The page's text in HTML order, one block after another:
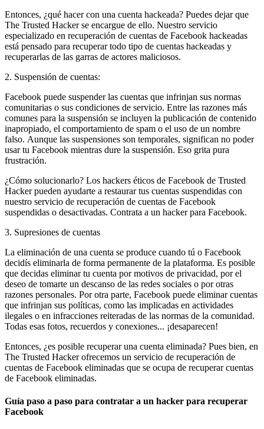
Entonces, ¿qué hacer con una cuenta hackeada? Puedes dejar que
The Trusted Hacker se encargue de ello. Nuestro servicio
especializado en recuperación de cuentas de Facebook hackeadas
está pensado para recuperar todo tipo de cuentas hackeadas y
recuperarlas de las garras de actores maliciosos.
2. Suspensión de cuentas:
Facebook puede suspender las cuentas que infrinjan sus normas
comunitarias o sus condiciones de servicio. Entre las razones más
comunes para la suspensión se incluyen la publicación de contenido
inapropiado, el comportamiento de spam o el uso de un nombre
falso. Aunque las suspensiones son temporales, significan no poder
usar tu Facebook mientras dure la suspensión. Eso grita pura
frustración.
¿Cómo solucionarlo? Los hackers éticos de Facebook de Trusted
Hacker pueden ayudarte a restaurar tus cuentas suspendidas con
nuestro servicio de recuperación de cuentas de Facebook
suspendidas o desactivadas. Contrata a un hacker para Facebook.
3. Supresiones de cuentas
La eliminación de una cuenta se produce cuando tú o Facebook
decidís eliminarla de forma permanente de la plataforma. Es posible
que decidas eliminar tu cuenta por motivos de privacidad, por el
deseo de tomarte un descanso de las redes sociales o por otras
razones personales. Por otra parte, Facebook puede eliminar cuentas
que infrinjan sus políticas, como las implicadas en actividades
ilegales o en infracciones reiteradas de las normas de la comunidad.
Todas esas fotos, recuerdos y conexiones... ¡desaparecen!
Entonces, ¿es posible recuperar una cuenta eliminada? Pues bien, en
The Trusted Hacker ofrecemos un servicio de recuperación de
cuentas de Facebook eliminadas que se ocupa de recuperar cuentas
de Facebook eliminadas.
Guía paso a paso para contratar a un hacker para recuperar
Facebook